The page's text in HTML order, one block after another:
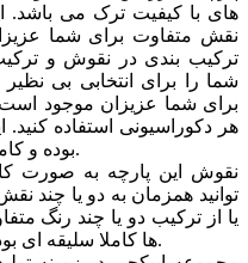
نقش متفاوت برای شما
ترکیب بندی در نقوش و
برای شما عزیزان موجود است
بوده و کاملا مناسب برای پرده و مبل می باشد.
نقوش این پارچه به صورت
توانید همزمان به دو یا چند
یا از ترکیب دو یا چند رنگ
ها کاملا سلیقه ای بوده و بستگی زیادی به منزل شما دارد.